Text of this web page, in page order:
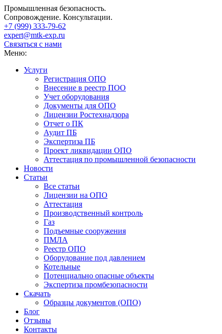
Промышленная безопасность.
Сопровождение. Консультации.
+7 (999) 333-79-62
expert@mtk-exp.ru
Связаться с нами
Меню:
Услуги
Регистрация ОПО
Внесение в реестр ПОО
Учет оборудования
Документы для ОПО
Лицензии Ростехнадзора
Отчет о ПК
Аудит ПБ
Экспертиза ПБ
Проект ликвидации ОПО
Аттестация по промышленной безопасности
Новости
Статьи
Все статьи
Лицензии на ОПО
Аттестация
Производственный контроль
Газ
Подъемные сооружения
ПМЛА
Реестр ОПО
Оборудование под давлением
Котельные
Потенциально опасные объекты
Экспертиза промбезопасности
Скачать
Образцы документов (ОПО)
Блог
Отзывы
Контакты